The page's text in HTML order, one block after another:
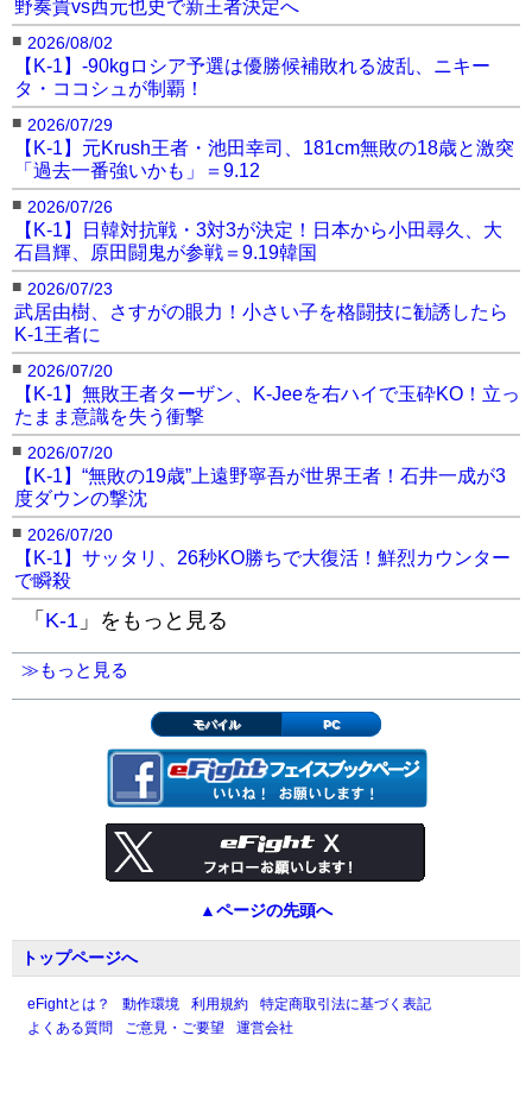
野奏貴vs西元也史で新王者決定へ
■ 2026/08/02
【K-1】-90kgロシア予選は優勝候補敗れる波乱、ニキー
タ・ココシュが制覇！
■ 2026/07/29
【K-1】元Krush王者・池田幸司、181cm無敗の18歳と激突
「過去一番強いかも」＝9.12
■ 2026/07/26
【K-1】日韓対抗戦・3対3が決定！日本から小田尋久、大
石昌輝、原田闘鬼が参戦＝9.19韓国
■ 2026/07/23
武居由樹、さすがの眼力！小さい子を格闘技に勧誘したら
K-1王者に
■ 2026/07/20
【K-1】無敗王者ターザン、K-Jeeを右ハイで玉砕KO！立っ
たまま意識を失う衝撃
■ 2026/07/20
【K-1】“無敗の19歳”上遠野寧吾が世界王者！石井一成が3
度ダウンの撃沈
■ 2026/07/20
【K-1】サッタリ、26秒KO勝ちで大復活！鮮烈カウンター
で瞬殺
「 K-1 」をもっと見る
≫もっと見る
モバイル PC
▲ページの先頭へ
トップページへ
eFightとは？ 動作環境 利用規約
特定商取引法に基づく表記
よくある質問
ご意見・ご要望 運営会社